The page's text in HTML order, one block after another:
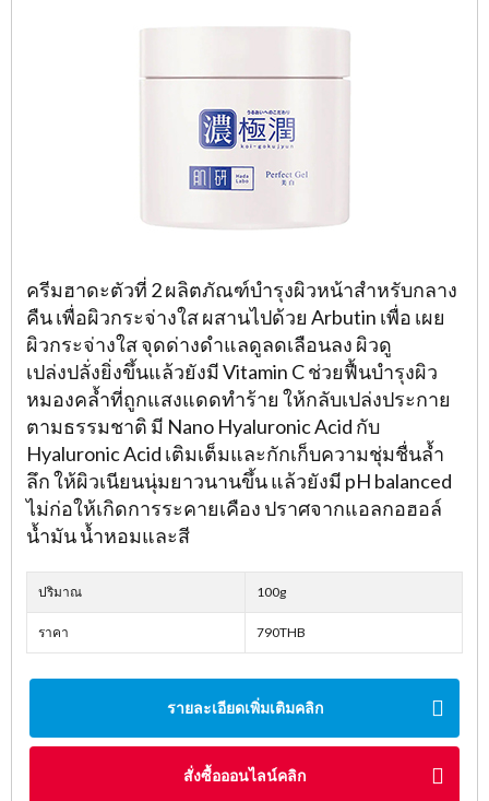
ครีมฮาดะตัวที่ 2 ผลิตภัณฑ์บำรุงผิวหน้าสำหรับกลาง
คืน เพื่อผิวกระจ่างใส ผสานไปด้วย Arbutin เพื่อ เผย
ผิวกระจ่างใส จุดด่างดำแลดูลดเลือนลง ผิวดู
เปล่งปลั่งยิ่งขึ้นแล้วยังมี Vitamin C ช่วยฟื้นบำรุงผิว
หมองคล้ำที่ถูกแสงแดดทำร้าย ให้กลับเปล่งประกาย
ตามธรรมชาติ มี Nano Hyaluronic Acid กับ
Hyaluronic Acid เติมเต็มและกักเก็บความชุ่มชื่นล้ำ
ลึก ให้ผิวเนียนนุ่มยาวนานขึ้น แล้วยังมี pH balanced
ไม่ก่อให้เกิดการระคายเคือง ปราศจากแอลกอฮอล์
น้ำมัน น้ำหอมและสี
ปริมาณ 100g
ราคา 790THB
รายละเอียดเพิ่มเติมคลิก
สั่งซื้อออนไลน์คลิก